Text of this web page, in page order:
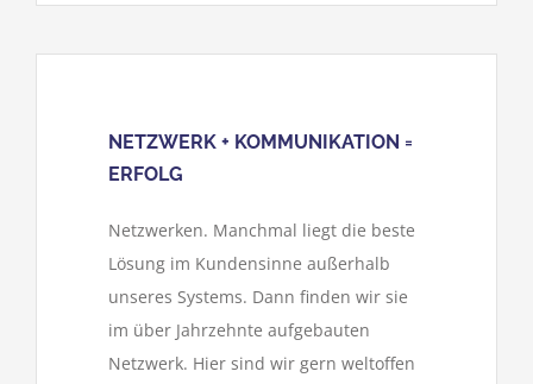
NETZWERK + KOMMUNIKATION =
ERFOLG
Netzwerken. Manchmal liegt die beste
Lösung im Kundensinne außerhalb
unseres Systems. Dann finden wir sie
im über Jahrzehnte aufgebauten
Netzwerk. Hier sind wir gern weltoffen